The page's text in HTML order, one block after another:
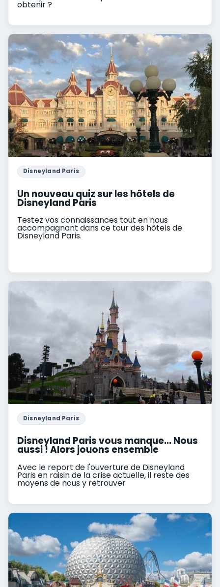
obtenir ?
Disneyland Paris
Un nouveau quiz sur les hôtels de
Disneyland Paris
Testez vos connaissances tout en nous
accompagnant dans ce tour des hôtels de
Disneyland Paris.
Disneyland Paris
Disneyland Paris vous manque... Nous
aussi ! Alors jouons ensemble
Avec le report de l'ouverture de Disneyland
Paris en raisin de la crise actuelle, il reste des
moyens de nous y retrouver